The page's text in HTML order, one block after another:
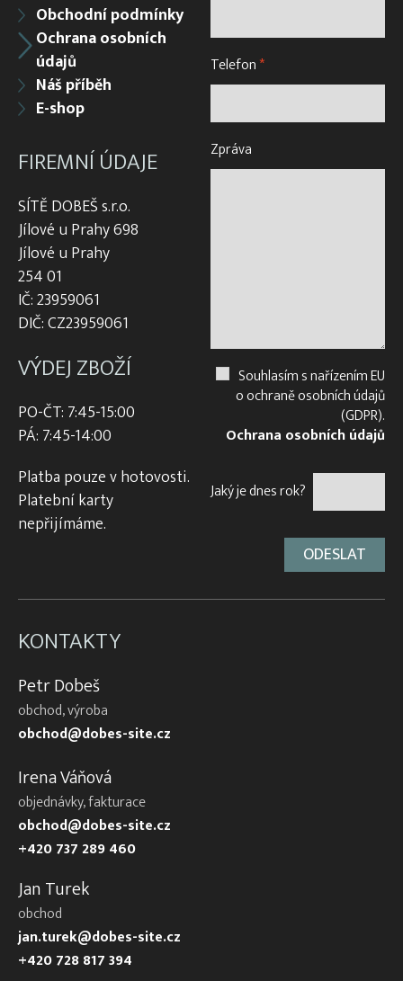
Obchodní podmínky
Ochrana osobních
údajů
Náš příběh
E-shop
FIREMNÍ ÚDAJE
SÍTĚ DOBEŠ s.r.o.
Jílové u Prahy 698
Jílové u Prahy
254 01
IČ: 23959061
DIČ: CZ23959061
VÝDEJ ZBOŽÍ
PO-ČT: 7:45-15:00
PÁ: 7:45-14:00
Platba pouze v hotovosti.
Platební karty
nepřijímáme.
Telefon*
Zpráva
Souhlasím s nařízením EU
o ochraně osobních údajů
(GDPR).
Ochrana osobních údajů
Jaký je dnes rok?
KONTAKTY
Petr Dobeš
obchod, výroba
obchod@dobes-site.cz
Irena Váňová
objednávky, fakturace
obchod@dobes-site.cz
+420 737 289 460
Jan Turek
obchod
jan.turek@dobes-site.cz
+420 728 817 394